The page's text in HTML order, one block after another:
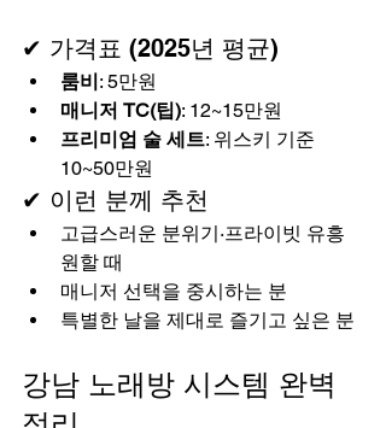
✔ 가격표 (2025년 평균)
룸비: 5만원
매니저 TC(팁): 12~15만원
프리미엄 술 세트: 위스키 기준
10~50만원
✔ 이런 분께 추천
고급스러운 분위기·프라이빗 유흥
원할 때
매니저 선택을 중시하는 분
특별한 날을 제대로 즐기고 싶은 분
강남 노래방 시스템 완벽